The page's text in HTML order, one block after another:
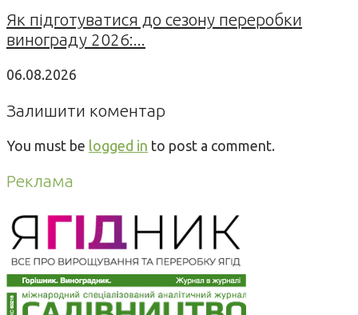
Як підготуватися до сезону переробки
винограду 2026:...
06.08.2026
Залишити коментар
You must be logged in to post a comment.
Реклама